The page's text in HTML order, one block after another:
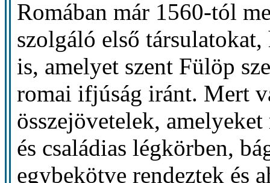
Romában már 1560-tól
szolgáló első társulatokat,
is, amelyet szent Fülöp
romai ifjúság iránt. Mert
összejövetelek,
és családias légkörben,
egybekötve rendeztek és